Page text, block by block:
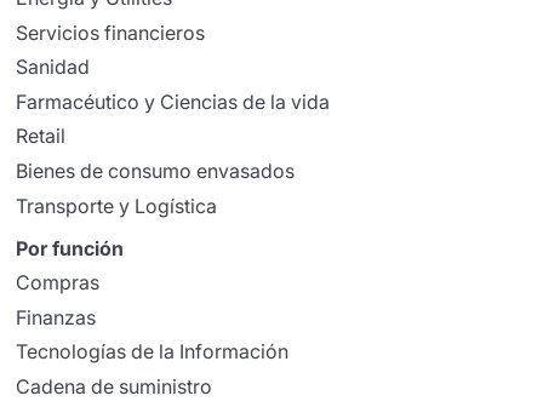
Servicios financieros
Sanidad
Farmacéutico y Ciencias de la vida
Retail
Bienes de consumo envasados
Transporte y Logística
Por función
Compras
Finanzas
Tecnologías de la Información
Cadena de suministro